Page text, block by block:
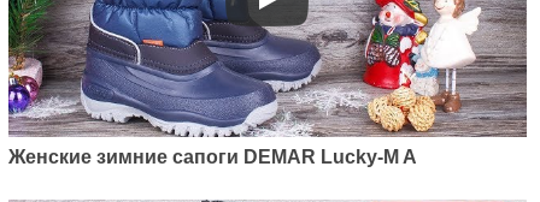
Женские зимние сапоги DEMAR Lucky-M A